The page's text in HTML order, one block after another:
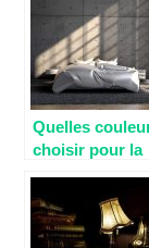
Quelles
choisir pour la
chambre
parentale?